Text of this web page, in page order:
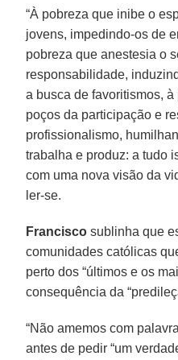
“À pobreza que inibe o
jovens, impedindo-os de
pobreza que anestesia o
responsabilidade,
a busca de favoritismos,
poços da participação e
profissionalismo,
trabalha e produz: a tudo
com uma nova visão da
ler-se.
Francisco sublinha que
comunidades católicas
perto dos “últimos e os
consequência da
“Não amemos com
antes de pedir “um